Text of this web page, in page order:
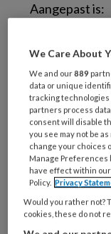
Aangepast is:
to-face
De richtlijn
Triage,
verloop
Naar de
Bron:NIP
We Care About
We and our889
data or unique
tracking
partners process
consent will disable
you see may not be
change your choices
Manage Preferences
have effect within
Policy. Privacy
Would you rather not?
cookies, these do not